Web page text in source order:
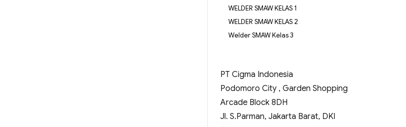
WELDER SMAW KELAS 1
WELDER SMAW KELAS 2
Welder SMAW Kelas 3
PT Cigma Indonesia
Podomoro City , Garden Shopping
Arcade Block 8DH
Jl. S.Parman, Jakarta Barat, DKI